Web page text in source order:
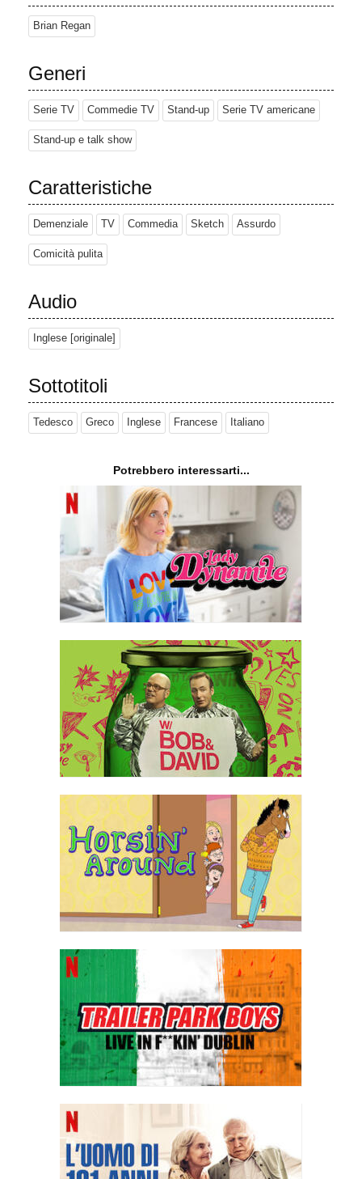
Brian Regan
Generi
Serie TV Commedie TV Stand-up Serie TV americane
Stand-up e talk show
Caratteristiche
Demenziale TV Commedia Sketch Assurdo
Comicità pulita
Audio
Inglese [originale]
Sottotitoli
Tedesco Greco Inglese Francese Italiano
Potrebbero interessarti...